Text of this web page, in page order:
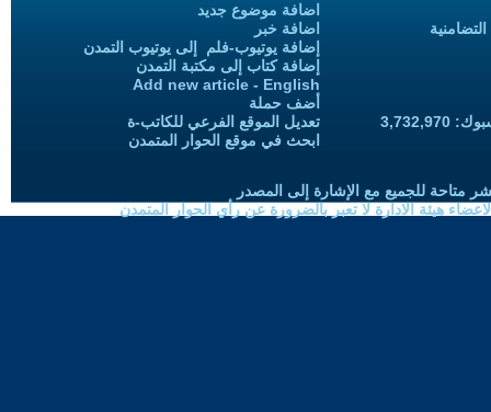
اضافة موضوع جديد
اضافة خبر
إضافة يوتيوب-فلم إلى يوتيوب التمدن
إضافة كتاب إلى مكتبة التمدن
Add new article - English
أضف حملة
تعديل الموقع الفرعي للكاتب-ة
ابحث في موقع الحوار المتمدن
متاحة للجميع مع الإشارة إلى المصدر
هيئة الادارة لا تعبر بالضرورة عن رأي الحوار المتمدن